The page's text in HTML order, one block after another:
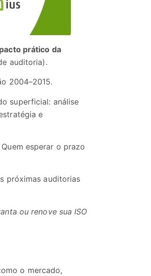
prático da
auditoria).
2004–2015.
superficial: análise
e
Quem esperar o prazo
próximas auditorias
ou renove sua ISO
o mercado,